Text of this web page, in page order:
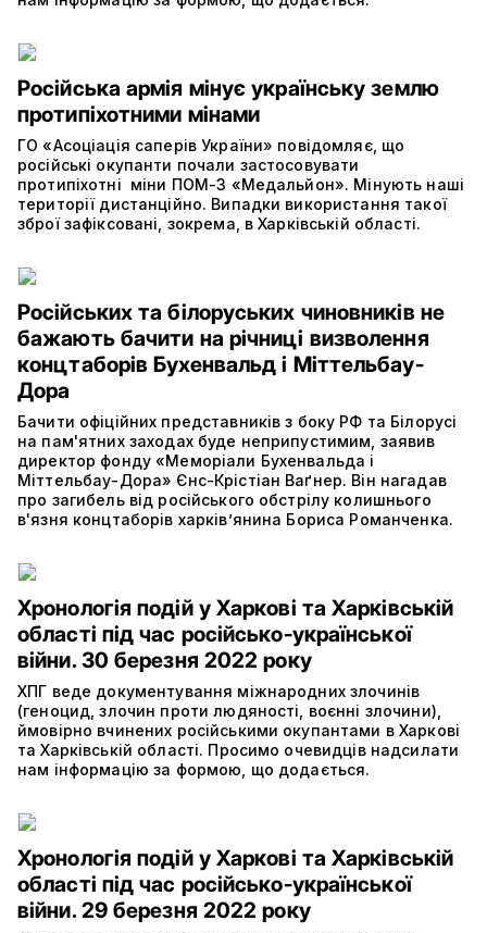
Російська армія мінує українську землю
протипіхотними мінами
ГО «Асоціація саперів України» повідомляє, що
російські окупанти почали застосовувати
протипіхотні міни ПОМ-3 «Медальйон». Мінують наші
території дистанційно. Випадки використання такої
зброї зафіксовані, зокрема, в Харківській області.
Російських та білоруських чиновників не
бажають бачити на річниці визволення
концтаборів Бухенвальд і Міттельбау-
Дора
Бачити офіційних представників з боку РФ та Білорусі
на пам'ятних заходах буде неприпустимим, заявив
директор фонду «Меморіали Бухенвальда і
Міттельбау-Дора» Єнс-Крістіан Ваґнер. Він нагадав
про загибель від російського обстрілу колишнього
в'язня концтаборів харків’янина Бориса Романченка.
Хронологія подій у Харкові та Харківській
області під час російсько-української
війни. 30 березня 2022 року
ХПГ веде документування міжнародних злочинів
(геноцид, злочин проти людяності, воєнні злочини),
ймовірно вчинених російськими окупантами в Харкові
та Харківській області. Просимо очевидців надсилати
нам інформацію за формою, що додається.
Хронологія подій у Харкові та Харківській
області під час російсько-української
війни. 29 березня 2022 року